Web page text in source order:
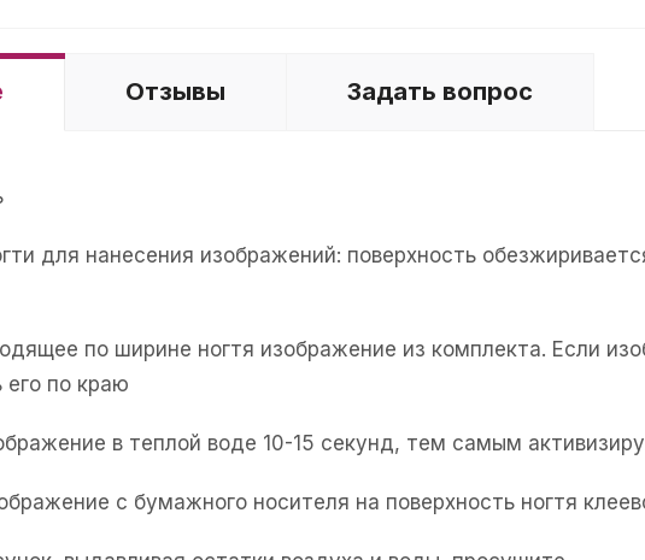
Отзывы Задать вопрос
для нанесения изображений: поверхность
по ширине ногтя изображение из комплекта. Если
по краю
в теплой воде 10-15 секунд, тем самым
с бумажного носителя на поверхность ногтя